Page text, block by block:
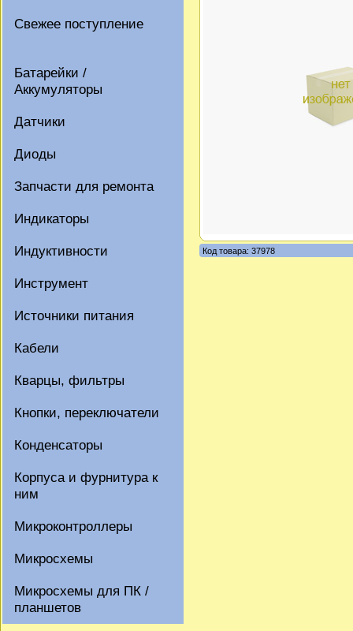
Свежее поступление
Батарейки /
Аккумуляторы
Датчики
Диоды
Запчасти для ремонта
Индикаторы
Индуктивности
Инструмент
Источники питания
Кабели
Кварцы, фильтры
Кнопки, переключатели
Конденсаторы
Корпуса и фурнитура к
ним
Микроконтроллеры
Микросхемы
Микросхемы для ПК /
планшетов
Код товара: 37978